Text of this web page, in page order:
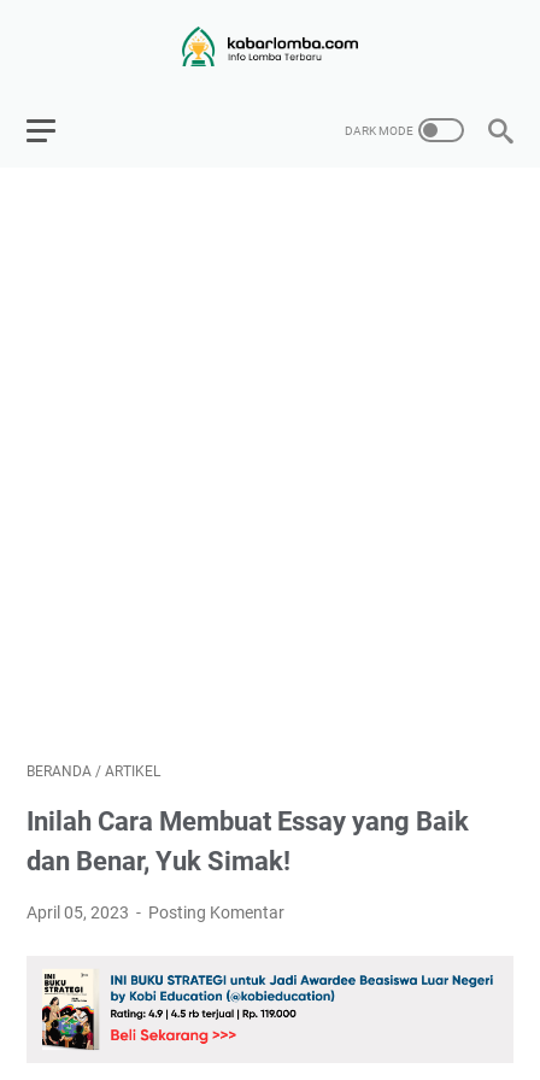
BERANDA / ARTIKEL
Inilah Cara Membuat Essay yang Baik
dan Benar, Yuk Simak!
April 05, 2023 Posting Komentar